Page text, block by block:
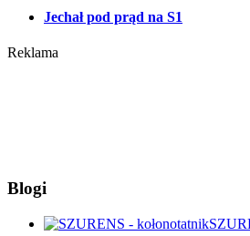
Jechał pod prąd na S1
Reklama
Blogi